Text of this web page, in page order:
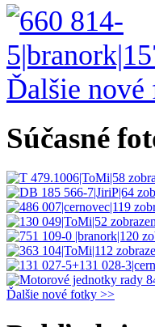
Ďalšie
Súčasné
Ďalšie nové fotky >>